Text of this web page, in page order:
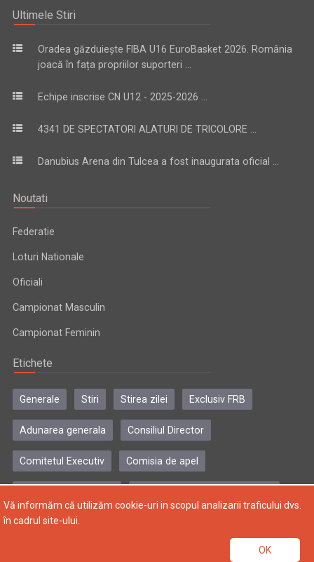
Ultimele Stiri
Oradea găzduiește FIBA U16 EuroBasket 2026. România
joacă în fața propriilor suporteri ...
Echipe inscrise CN U12 - 2025-2026 ...
4341 DE SPECTATORI ALATURI DE TRICOLORE ...
Danubius Arena din Tulcea a fost inaugurata oficial ...
Noutati
Federatie
Loturi Nationale
Oficiali
Campionat Masculin
Campionat Feminin
Etichete
Generale Stiri Stirea zilei Exclusiv FRB
Adunarea generala Consiliul Director
Comitetul Executiv Comisia de apel
Copyright © 2004-2024, Federatia Romana de Baschet. Toate
Vă informăm că utilizăm cookie-uri in scopul analizarii traficului dvs.
în cadrul site-ului.
OK